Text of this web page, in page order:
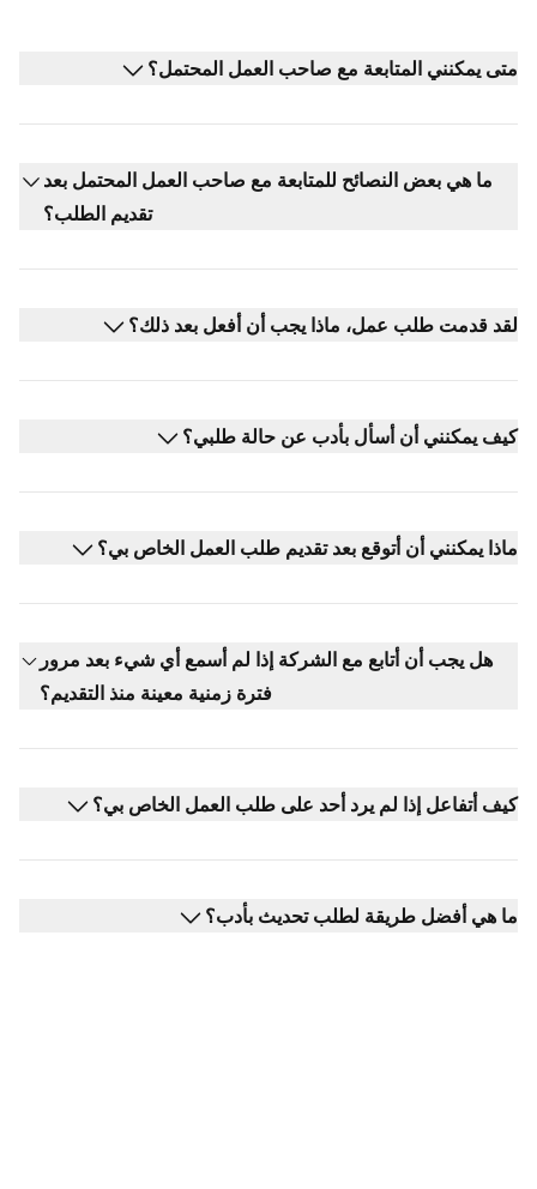
متى يمكنني المتابعة مع صاحب العمل المحتمل؟
ما هي بعض النصائح للمتابعة مع صاحب العمل المحتمل بعد
تقديم الطلب؟
لقد قدمت طلب عمل، ماذا يجب أن أفعل بعد ذلك؟
كيف يمكنني أن أسأل بأدب عن حالة طلبي؟
ماذا يمكنني أن أتوقع بعد تقديم طلب العمل الخاص بي؟
هل يجب أن أتابع مع الشركة إذا لم أسمع أي شيء بعد مرور
فترة زمنية معينة منذ التقديم؟
كيف أتفاعل إذا لم يرد أحد على طلب العمل الخاص بي؟
ما هي أفضل طريقة لطلب تحديث بأدب؟